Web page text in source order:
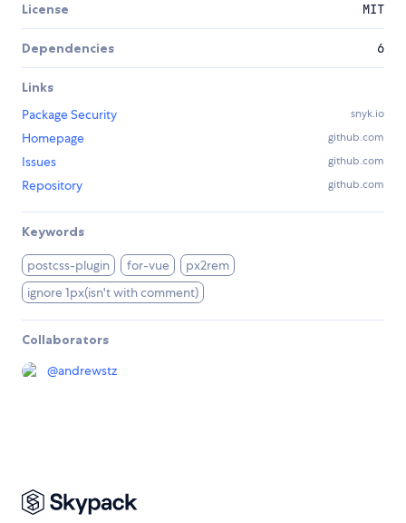
License MIT
Dependencies 6
Links
Package Security
snyk.io
Homepage github.com
Issues github.com
Repository github.com
Keywords
postcss-plugin for-vue
px2rem
ignore 1px(isn't with comment)
Collaborators
@andrewstz